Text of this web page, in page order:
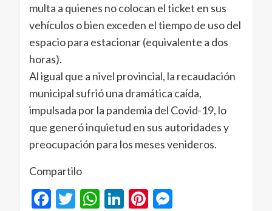
multa a quienes no colocan el ticket en sus
vehículos o bien exceden el tiempo de uso del
espacio para estacionar (equivalente a dos
horas).
Al igual que a nivel provincial, la recaudación
municipal sufrió una dramática caída,
impulsada por la pandemia del Covid-19, lo
que generó inquietud en sus autoridades y
preocupación para los meses venideros.
Compartilo
Facebook
Twitter
WhatsApp
LinkedIn
Pinterest
Messenger